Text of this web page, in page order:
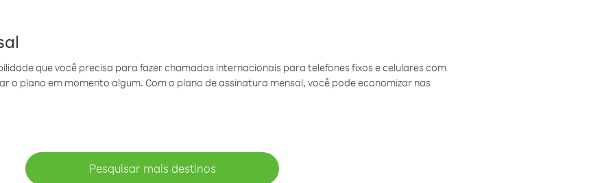
que você precisa para fazer chamadas internacionais para telefones fixos e celulares com
o plano em momento algum. Com o plano de assinatura mensal, você pode economizar nas
Pesquisar mais destinos